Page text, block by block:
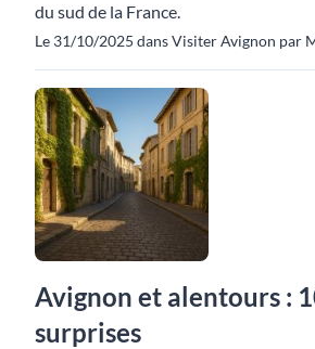
du sud de la France.
Le 31/10/2025 dans Visiter Avignon par
Avignon et alentours :
surprises